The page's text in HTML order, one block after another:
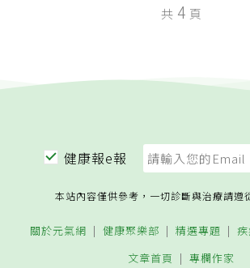
共 4 頁
健康報e報
本站內容僅供參考，一切診斷與治療請遵
關於元氣網 健康聚樂部 精選專題
文章首頁
專欄作家